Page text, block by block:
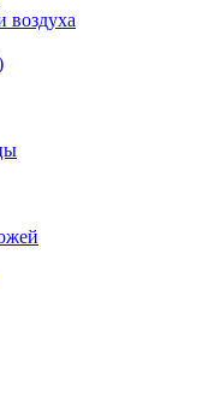
воздуха